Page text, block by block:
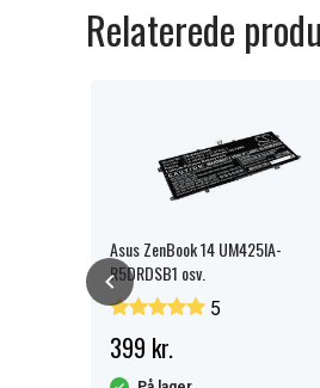
Relaterede
Asus ZenBook 14 UM425IA-
R5DRDSB1 osv.
5
399 kr.